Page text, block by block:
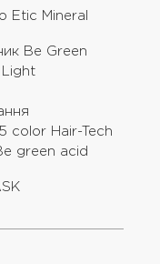
Etic Mineral
Be Green
color Hair-Tech
green acid